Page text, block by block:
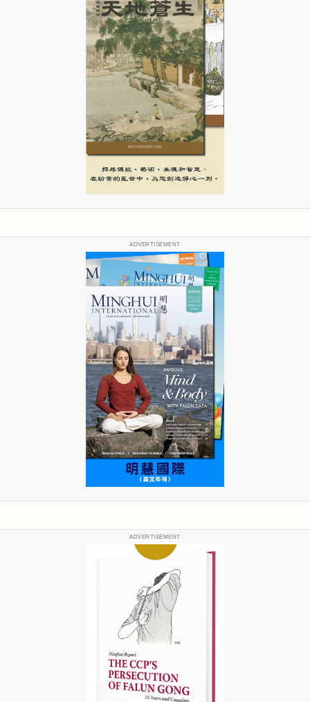
ADVERTISEMENT
ADVERTISEMENT